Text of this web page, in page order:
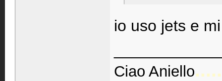
io uso jets e
Ciao Aniello